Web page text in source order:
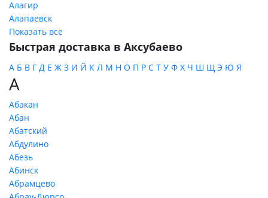
Алагир
Алапаевск
Показать все
Быстрая доставка в Аксубаево
А Б В Г Д Е Ж З И Й К Л М Н О П Р С Т У Ф Х Ч Ш Щ Э Ю Я
А
Абакан
Абан
Абатский
Абдулино
Абезь
Абинск
Абрамцево